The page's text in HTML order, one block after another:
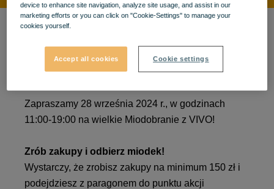
WIELKIE MIODOBRANIE -
odbierz VIVO! MIODZIO!
Zapraszamy 28 września 2024 r., w godzinach
11:00-19:00 na wielkie Miodobranie z VIVO!
Zrób zakupy i odbierz miodek!
Wystarczy, że zrobisz zakupy na minimum 150 zł i
podejdziesz z paragonem do punktu akcji
device to enhance site navigation, analyze site usage, and assist in our
marketing efforts or you can click on "Cookie-Settings" to manage your
cookies yourself.
Accept all cookies Cookie settings